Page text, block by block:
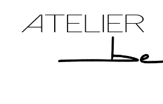
naar